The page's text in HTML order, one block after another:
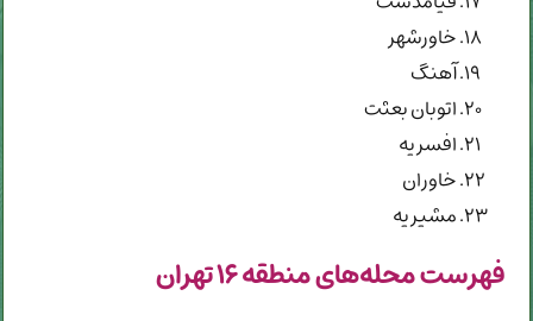
خاورشهر
آهنگ
اتوبان بعثت
افسریه
خاوران
مشیریه
فهرست محله‌های منطقه ۱۶ تهران